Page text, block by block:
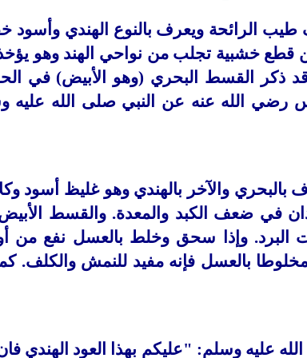
طيب الرائحة ويعرف بالنوع الهندي وأسود
قطع خشبية تجلب من نواحي الهند وهو
ذكر
القسط البحري (وهو الأبيض) في
رضي
الله عنه عن النبي صلى الله عليه
والآخر بالهندي وهو غليظ أسود
في ضعف الكبد والمعدة. والقسط الأبيض
البرد. وإذا سحق وخلط بالعسل نفع من
بالعسل فإنه مفيد للنمش والكلف.
عليه وسلم: "عليكم بهذا العود الهندي
كتب علوم الفقه وأصوله
كتاب مختصر الفقه في القرآن
كتب الأسرة والمرأة
تحميل كتاب تربية